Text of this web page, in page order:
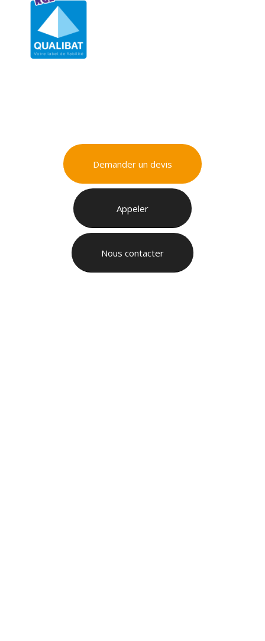
Demander un devis
Appeler
Nous contacter